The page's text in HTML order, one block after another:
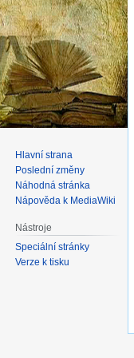
Hlavní strana
Poslední změny
Náhodná stránka
Nápověda k MediaWiki
Nástroje
Speciální stránky
Verze k tisku